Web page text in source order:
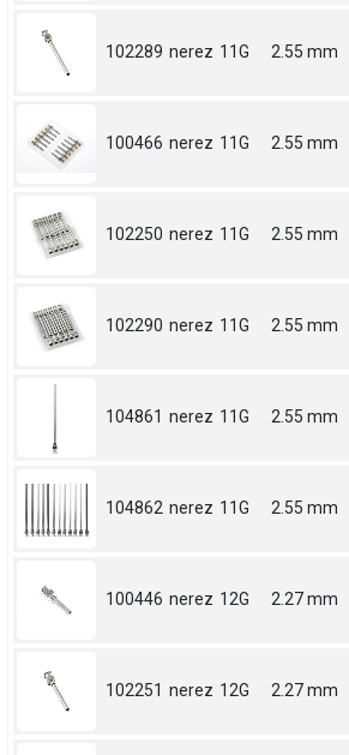
102289 nerez 11G 2.55 mm
100466 nerez 11G 2.55 mm
102250 nerez 11G 2.55 mm
102290 nerez 11G 2.55 mm
104861 nerez 11G 2.55 mm
104862 nerez 11G 2.55 mm
100446 nerez 12G 2.27 mm
102251 nerez 12G 2.27 mm